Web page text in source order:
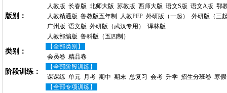
版别：
人教版 长春版 北师大版 苏教版 西师大版 语文S版 语文A版 鄂
人教精通版 鲁教版五年制 人教PEP 外研版（一起）
外研版（三
广州版 语文版 外研版（武汉专用）
译林版
人教部编版 鲁科版（五四制）
类别：
【全部类别】
会员卷 精品卷
阶段训练：
【全部阶段训练】
课课练 单元 月考 期中 期末 总复习 会考 升学 招生分班卷 寒
【全部专项训练】